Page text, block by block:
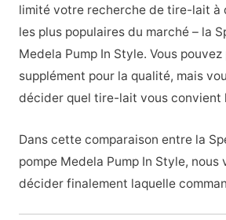
limité votre recherche de tire-lait à
les plus populaires du marché – la
Medela Pump In Style. Vous
supplément pour la qualité, mais
décider quel tire-lait vous convient
Dans cette comparaison entre la
pompe Medela Pump In Style, nous
décider finalement laquelle